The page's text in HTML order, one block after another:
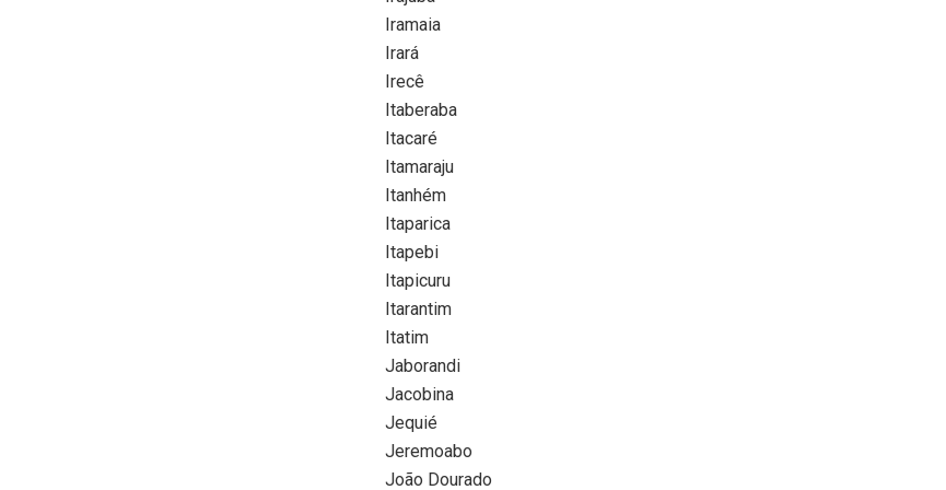
Iramaia
Irará
Irecê
Itaberaba
Itacaré
Itamaraju
Itanhém
Itaparica
Itapebi
Itapicuru
Itarantim
Itatim
Jaborandi
Jacobina
Jequié
Jeremoabo
João Dourado